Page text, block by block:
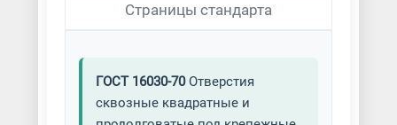
Страницы стандарта
ГОСТ 16030-70Отверстия
сквозные квадратные и